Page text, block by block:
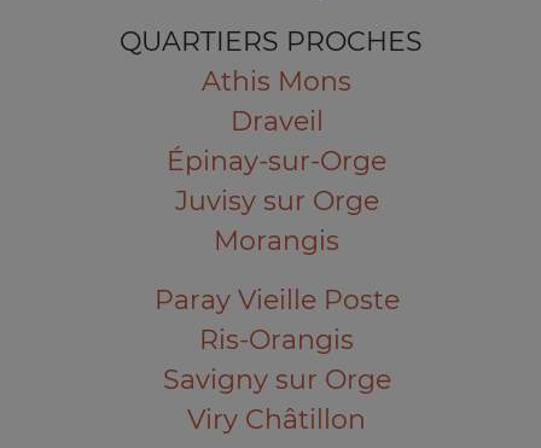
QUARTIERS PROCHES
Athis Mons
Draveil
Épinay-sur-Orge
Juvisy sur Orge
Morangis
Paray Vieille Poste
Ris-Orangis
Savigny sur Orge
Viry Châtillon